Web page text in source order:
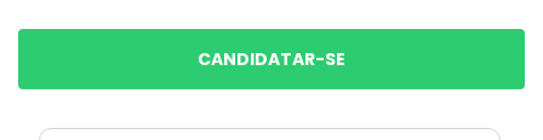
CANDIDATAR-SE